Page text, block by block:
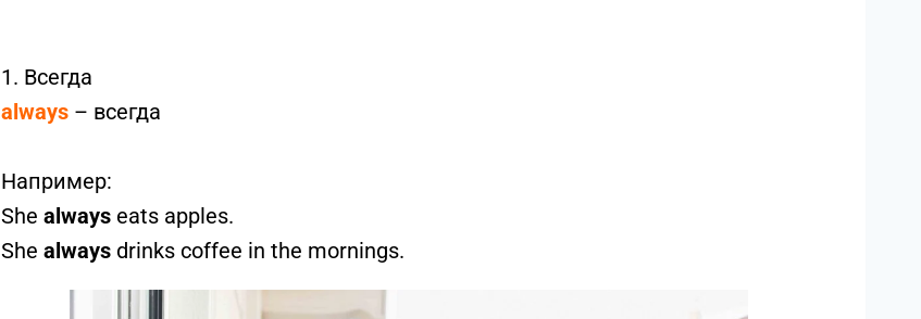
1. Всегда
always– всегда
Например:
She alwayseats apples.
She alwaysdrinks coffee in the mornings.